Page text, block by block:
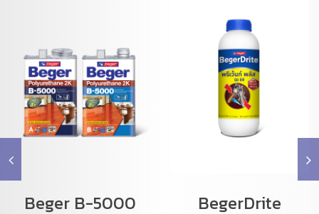
Beger B-5000
BegerDrite